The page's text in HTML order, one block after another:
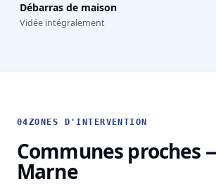
Débarras de maison
Vidée intégralement
04ZONES D'INTERVENTION
Communes proches
Marne